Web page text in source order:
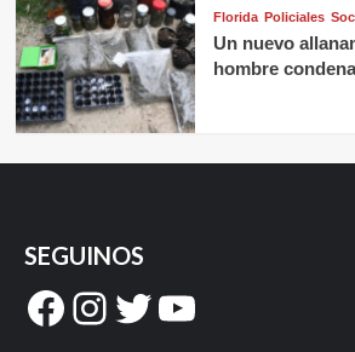
Florida Policiales
Un nuevo
hombre
SEGUINOS
Facebook
Instagram
Twitter
YouTube